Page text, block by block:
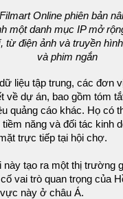
Online phiên bản
một danh mục IP mở
từ điện ảnh và truyền
và phim ngắn
liệu tập trung, các đơn
về dự án, bao gồm tóm
quảng cáo khác. Họ có
năng và đối tác kinh
trực tiếp tại hội chợ.
tạo ra một thị trường
vai trò quan trọng của
này ở châu Á.